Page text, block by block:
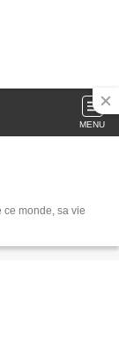
MENU
ce monde, sa vie